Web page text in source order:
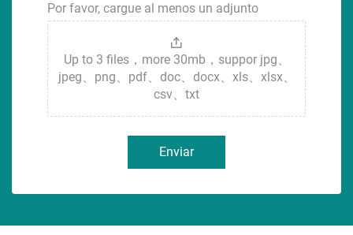
Por favor, cargue al menos un adjunto
Up to 3 files，more 30mb，suppor jpg、
jpeg、png、pdf、doc、docx、xls、xlsx、
csv、txt
Enviar